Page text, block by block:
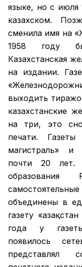
языке, но с июля
казахском.
сменила имя на
1958 году
Казахстанская
на издании.
выходить
казахстанские
на три, это
печати.
магистраль» и
почти 20 лет.
объединены в
газету
года у газеты
появилось
представлял